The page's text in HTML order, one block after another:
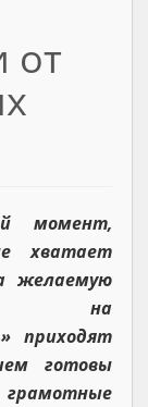
от
момент,
хватает
желаемую
на
приходят
готовы
грамотные